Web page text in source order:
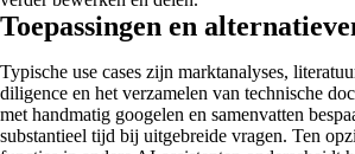
Toepassingen en
Typische use cases zijn marktanalyses,
diligence en het verzamelen van technische
met handmatig googelen en samenvatten
substantieel tijd bij uitgebreide vragen. Ten